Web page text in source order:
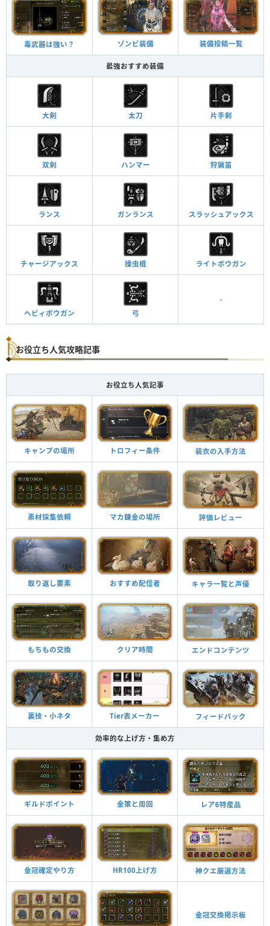
毒武器は強い？ ゾンビ装備 装備投稿一覧
最強おすすめ装備
大剣 太刀 片手剣
双剣 ハンマー 狩猟笛
ランス ガンランス スラッシュアックス
チャージアックス 操虫棍 ライトボウガン
ヘビィボウガン 弓
-
お役立ち人気攻略記事
お役立ち人気記事
キャンプの場所 トロフィー条件 装衣の入手方法
素材採集依頼 マカ錬金の場所 評価レビュー
取り返し要素 おすすめ配信者 キャラ一覧と声優
もちもの交換 クリア時間 エンドコンテンツ
裏技・小ネタ Tier表メーカー フィードバック
効率的な上げ方・集め方
ギルドポイント 金策と周回 レア6特産品
金冠確定やり方 HR100上げ方 神クエ厳選方法
金冠交換掲示板